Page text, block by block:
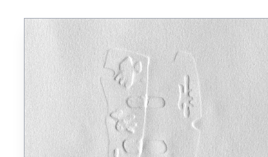
DIDATTICA
SHOP
LE COLLEZIONI
GLI AUTORI
LORENZO VIANI
MOSTRE
EVENTI
PALAZZO DELLE MUSE